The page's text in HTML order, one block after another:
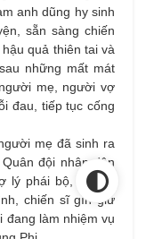
anh dũng hy sinh
sẵn sàng chiến
quả thiên tai và
những mất mát
mẹ, người vợ
đau, tiếp tục cống
mẹ đã sinh ra
đội nhân dân
phái bộ, Phòng
chiến sĩ gìn giữ
đang làm nhiệm vụ